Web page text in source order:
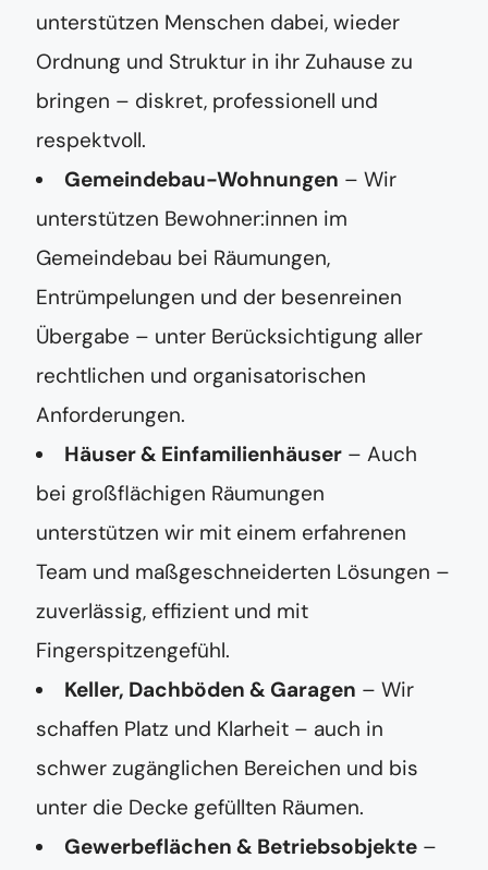
unterstützen Menschen dabei, wieder
Ordnung und Struktur in ihr Zuhause zu
bringen – diskret, professionell und
respektvoll.
Gemeindebau-Wohnungen – Wir
unterstützen Bewohner:innen im
Gemeindebau bei Räumungen,
Entrümpelungen und der besenreinen
Übergabe – unter Berücksichtigung aller
rechtlichen und organisatorischen
Anforderungen.
Häuser & Einfamilienhäuser – Auch
bei großflächigen Räumungen
unterstützen wir mit einem erfahrenen
Team und maßgeschneiderten Lösungen –
zuverlässig, effizient und mit
Fingerspitzengefühl.
Keller, Dachböden & Garagen – Wir
schaffen Platz und Klarheit – auch in
schwer zugänglichen Bereichen und bis
unter die Decke gefüllten Räumen.
Gewerbeflächen & Betriebsobjekte –